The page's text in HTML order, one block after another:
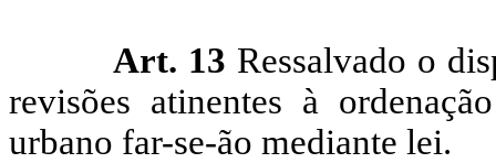
Art. 13 Ressalvado o
revisões atinentes à
urbano far-se-ão mediante lei.